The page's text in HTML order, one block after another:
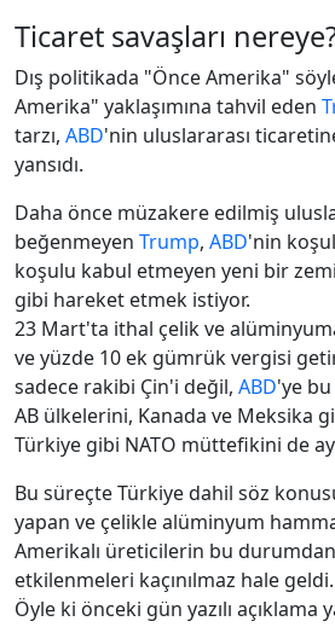
Ticaret savaşları
Dış politikada "Önce Amerika"
Amerika" yaklaşımına tahvil eden
tarzı, ABD'nin uluslararası
yansıdı.
Daha önce müzakere edilmiş
beğenmeyen Trump, ABD'nin
koşulu kabul etmeyen yeni bir
gibi hareket etmek istiyor.
23 Mart'ta ithal çelik ve
ve yüzde 10 ek gümrük vergisi
sadece rakibi Çin'i değil, ABD'ye
AB ülkelerini, Kanada ve Meksika
Türkiye gibi NATO müttefikini de
Bu süreçte Türkiye dahil söz
yapan ve çelikle alüminyum
Amerikalı üreticilerin bu
etkilenmeleri kaçınılmaz hale geldi.
Öyle ki önceki gün yazılı açıklama